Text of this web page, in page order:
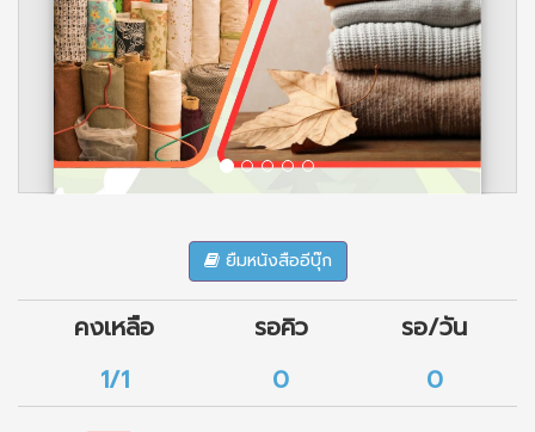
ยืมหนังสืออีบุ๊ก
คงเหลือ รอคิว
รอ/วัน
1/1
0 0